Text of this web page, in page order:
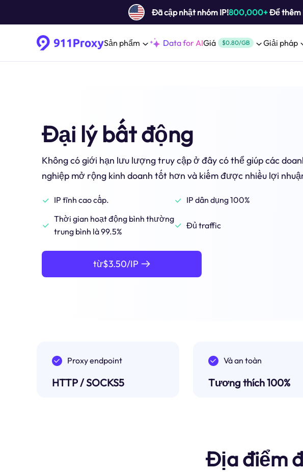
Đã cập nhật nhóm IP!800,000+Để thêm
Sản phẩm Data for AIGiá $0.80/GB Giải pháp
Đại lý bất động
Không có giới hạn lưu lượng truy cập ở đây có thể giúp các
nghiệp mở rộng kinh doanh tốt hơn và kiếm được nhiều lợi
IP tĩnh cao cấp.
IP dân dụng 100%
Thời gian hoạt động bình thường
trung bình là 99.5%
Đủ traffic
từ$3.50/IP
Proxy endpoint
HTTP / SOCKS5
Và an toàn
Tương thích 100%
Địa điểm